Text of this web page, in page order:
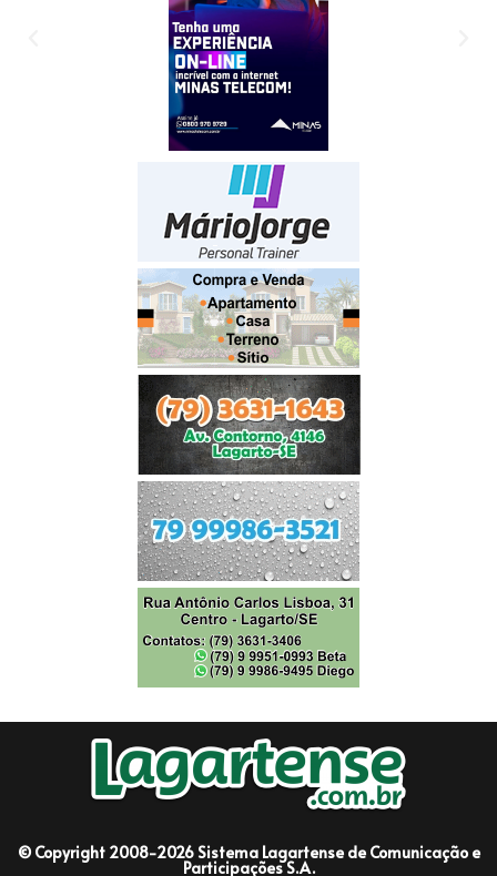
© Copyright 2008-2026 Sistema Lagartense de Comunicação e
Participações S.A.